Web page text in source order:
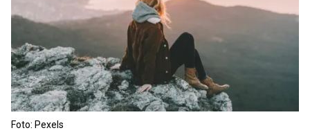
Foto: Pexels